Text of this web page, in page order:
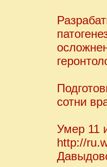
сотни
Умер 11
http://